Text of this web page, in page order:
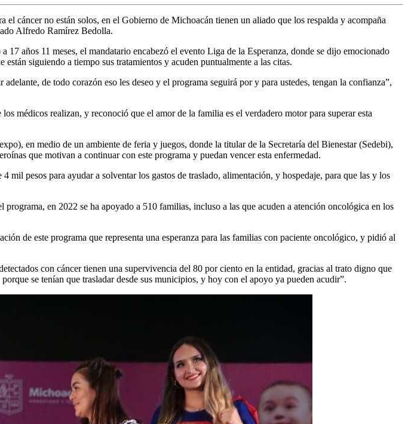
el cáncer no están solos, en el Gobierno de Michoacán tienen un aliado que los respalda y acompaña
Alfredo Ramírez Bedolla.
años 11 meses, el mandatario encabezó el evento Liga de la Esperanza, donde se dijo emocionado
siguiendo a tiempo sus tratamientos y acuden puntualmente a las citas.
de todo corazón eso les deseo y el programa seguirá por y para ustedes, tengan la confianza”,
médicos realizan, y reconoció que el amor de la familia es el verdadero motor para superar esta
en medio de un ambiente de feria y juegos, donde la titular de la Secretaría del Bienestar (Sedebi),
que motivan a continuar con este programa y puedan vencer esta enfermedad.
pesos para ayudar a solventar los gastos de traslado, alimentación, y hospedaje, para que las y los
en 2022 se ha apoyado a 510 familias, incluso a las que acuden a atención oncológica en los
de este programa que representa una esperanza para las familias con paciente oncológico, y pidió al
con cáncer tienen una supervivencia del 80 por ciento en la entidad, gracias al trato digno que
se tenían que trasladar desde sus municipios, y hoy con el apoyo ya pueden acudir”.